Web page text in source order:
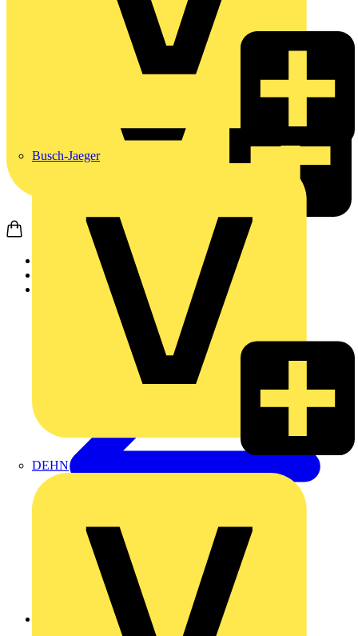
Busch-Jaeger
DEHN
Zurück zu Produkte